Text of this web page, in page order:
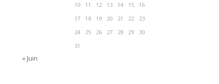
10
11 12 13 14 15
16
17
18 19 20 21 22
23
24
25 26 27 28 29
30
31
« Juin